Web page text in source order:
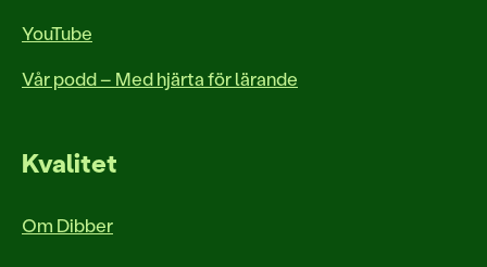
YouTube
Vår podd – Med hjärta för lärande
Kvalitet
Om Dibber